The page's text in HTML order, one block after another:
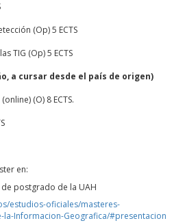
(Op) 5 ECTS
TIG (Op) 5 ECTS
a cursar desde el país de origen)
(O) 8 ECTS.
en:
postgrado de la UAH
estudios-oficiales/masteres-
la-Informacion-Geografica/#presentacion